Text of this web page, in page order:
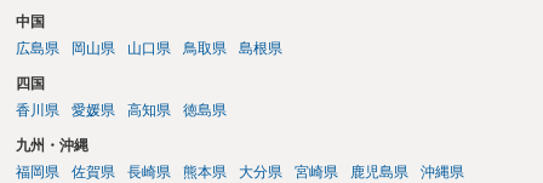
中国
広島県
岡山県 山口県 鳥取県 島根県
四国
香川県
愛媛県 高知県 徳島県
九州・沖縄
福岡県
佐賀県 長崎県 熊本県 大分県 宮崎県 鹿児島県 沖縄県